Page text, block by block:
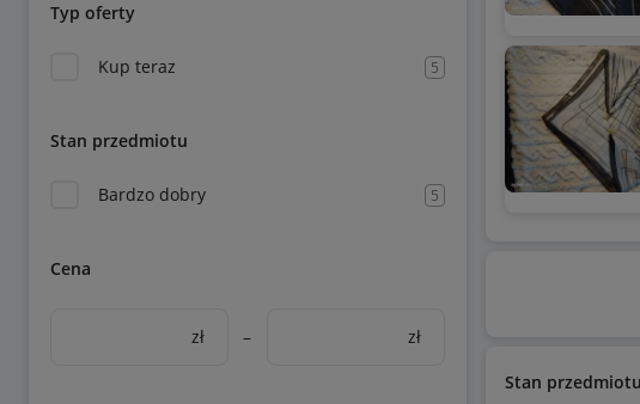
Typ oferty
Kup teraz 5
Stan przedmiotu
Bardzo dobry 5
Cena
zł – zł
Stan